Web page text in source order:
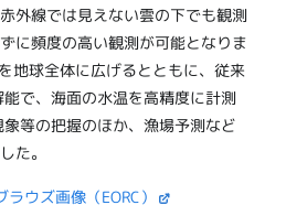
外線では見えない雲の下でも観測
に頻度の高い観測が可能となりま
地球全体に広げるとともに、従来
で、海面の水温を高精度に計測
等の把握のほか、漁場予測など
た。
ウズ画像（EORC）